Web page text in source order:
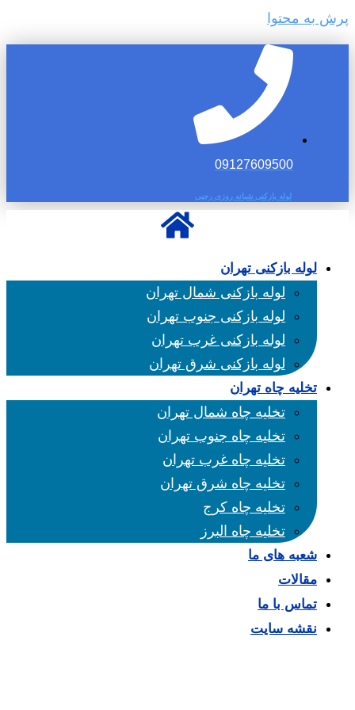
پرش به محتوا
09127609500
لوله بازکنی شبانه روزی رجبی
لوله بازکنی تهران
لوله بازکنی شمال تهران
لوله بازکنی جنوب تهران
لوله بازکنی غرب تهران
لوله بازکنی شرق تهران
تخلیه چاه تهران
تخلیه چاه شمال تهران
تخلیه چاه جنوب تهران
تخلیه چاه غرب تهران
تخلیه چاه شرق تهران
تخلیه چاه کرج
تخلیه چاه البرز
شعبه های ما
مقالات
تماس با ما
نقشه سایت